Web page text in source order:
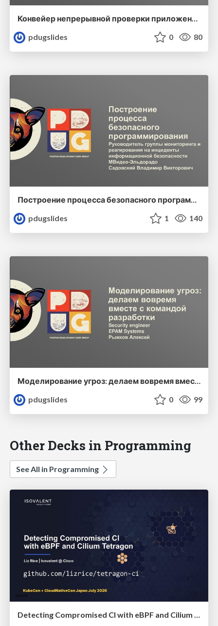
pdugslides
0 80
Построение процесса безопасного программирования
pdugslides
1 140
Моделирование угроз: делаем вовремя вместе с командой разработки
pdugslides
0 99
Other Decks in Programming
See All in Programming